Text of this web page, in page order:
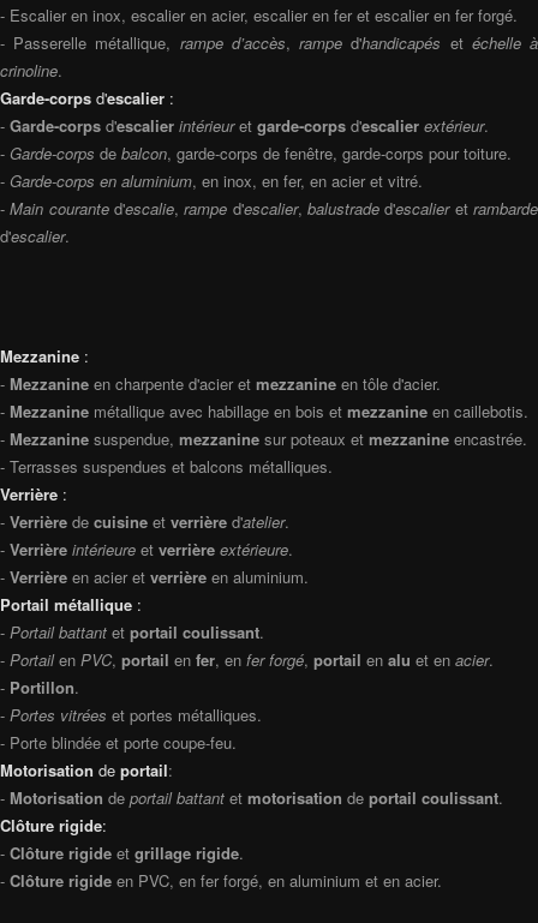
- Escalier en inox, escalier en acier, escalier en fer et escalier en fer forgé.
- Passerelle métallique, rampe d’accès,rampe d'handicapés et échelle à
crinoline.
Garde-corps d'escalier :
- Garde-corps d'escalier intérieuret garde-corps d'escalier extérieur.
- Garde-corps de balcon, garde-corps de fenêtre, garde-corps pour toiture.
- Garde-corps en aluminium, en inox, en fer, en acier et vitré.
-Main couranted'escalie,rampe d'escalier,balustrade d'escalieretrambarde
d'escalier.
Mezzanine :
- Mezzanine en charpente d'acier et mezzanine en tôle d'acier.
- Mezzanine métallique avec habillage en bois et mezzanine en caillebotis.
- Mezzanine suspendue, mezzanine sur poteaux et mezzanine encastrée.
- Terrasses suspendues et balcons métalliques.
Verrière :
- Verrière de cuisine et verrière d'atelier.
- Verrière intérieure et verrière extérieure.
- Verrière en acier et verrière en aluminium.
Portail métallique :
- Portail battant et portail coulissant.
- Portailen PVC, portail en fer, en fer forgé, portail en alu et en acier.
- Portillon.
- Portes vitrées et portes métalliques.
- Porte blindée et porte coupe-feu.
Motorisation de portail:
- Motorisation de portail battant et motorisation de portail coulissant.
Clôture rigide:
- Clôture rigide et grillage rigide.
- Clôture rigide en PVC, en fer forgé, en aluminium et en acier.